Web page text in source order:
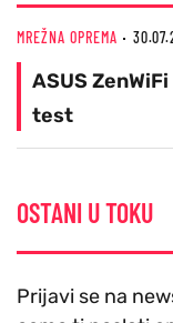
MREŽNA OPREMA
ASUS
test
OSTANI U TOKU
Prijavi se na